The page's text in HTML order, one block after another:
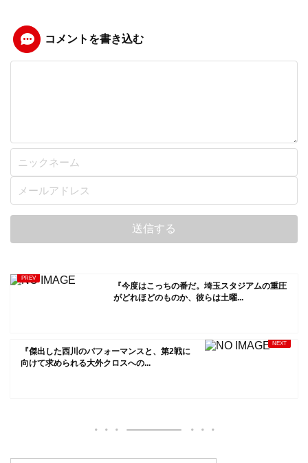
コメントを書き込む
『今度はこっちの番だ。埼玉スタジアムの重圧
がどれほどのものか、彼らは土曜...
『傑出した西川のパフォーマンスと、第2戦に
向けて求められる大外クロスへの...